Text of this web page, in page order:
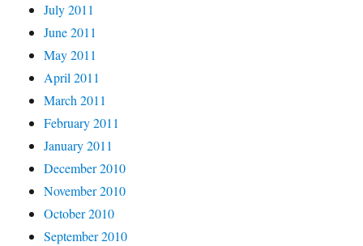
July 2011
June 2011
May 2011
April 2011
March 2011
February 2011
January 2011
December 2010
November 2010
October 2010
September 2010